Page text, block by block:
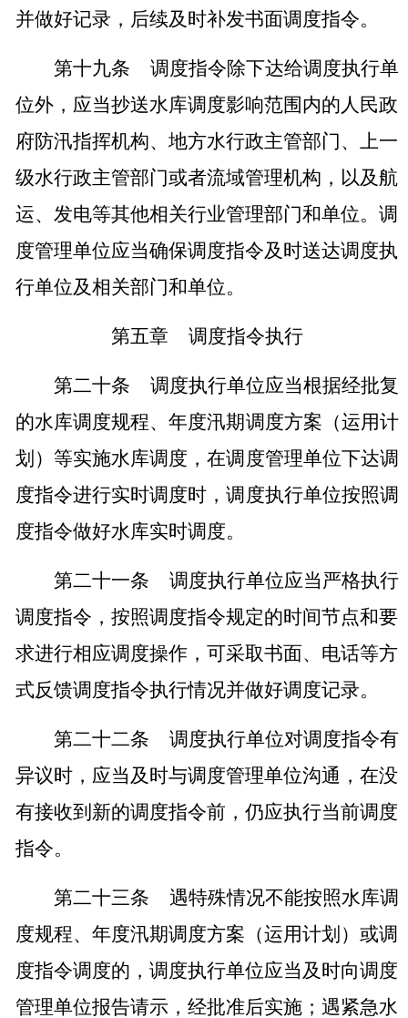
并做好记录，后续及时补发书面调度指令。
第十九条 调度指令除下达给调度执行单
位外，应当抄送水库调度影响范围内的人民政
府防汛指挥机构、地方水行政主管部门、上一
级水行政主管部门或者流域管理机构，以及航
运、发电等其他相关行业管理部门和单位。调
度管理单位应当确保调度指令及时送达调度执
行单位及相关部门和单位。
第五章调度指令执行
第二十条 调度执行单位应当根据经批复
的水库调度规程、年度汛期调度方案（运用计
划）等实施水库调度，在调度管理单位下达调
度指令进行实时调度时，调度执行单位按照调
度指令做好水库实时调度。
第二十一条 调度执行单位应当严格执行
调度指令，按照调度指令规定的时间节点和要
求进行相应调度操作，可采取书面、电话等方
式反馈调度指令执行情况并做好调度记录。
第二十二条 调度执行单位对调度指令有
异议时，应当及时与调度管理单位沟通，在没
有接收到新的调度指令前，仍应执行当前调度
指令。
第二十三条 遇特殊情况不能按照水库调
度规程、年度汛期调度方案（运用计划）或调
度指令调度的，调度执行单位应当及时向调度
管理单位报告请示，经批准后实施；遇紧急水